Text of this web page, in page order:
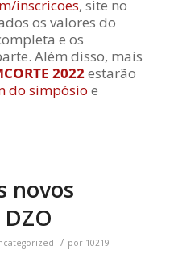
inscricoes, site no
os valores do
e os
Além disso, mais
2022estarão
do simpósio e
novos
/ por 10219